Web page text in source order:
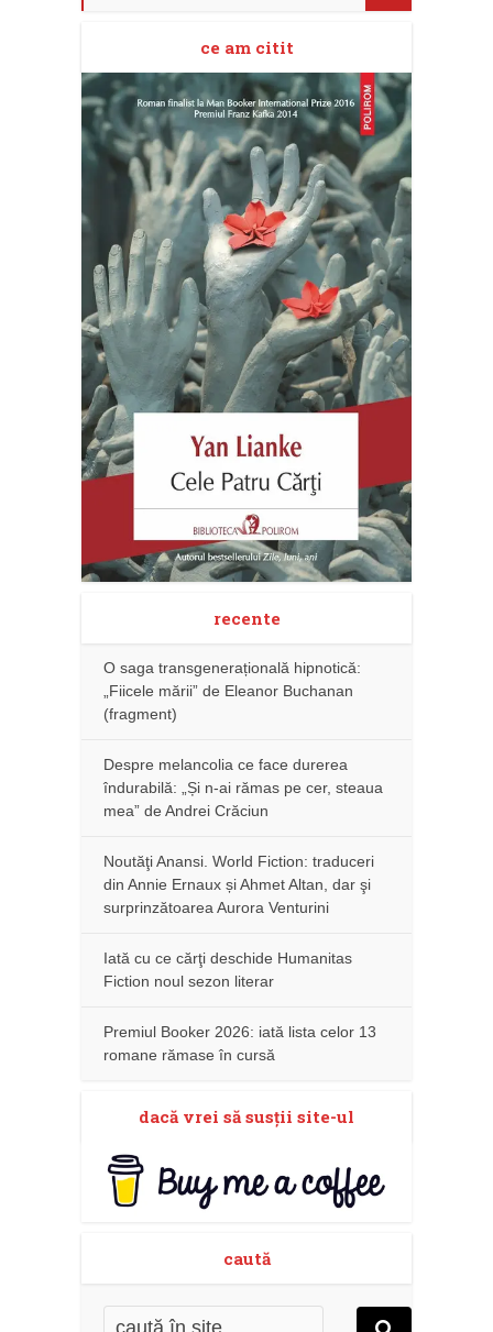
ce am citit
recente
O saga transgenerațională hipnotică:
„Fiicele mării” de Eleanor Buchanan
(fragment)
Despre melancolia ce face durerea
îndurabilă: „Și n-ai rămas pe cer, steaua
mea” de Andrei Crăciun
Noutăţi Anansi. World Fiction: traduceri
din Annie Ernaux și Ahmet Altan, dar şi
surprinzătoarea Aurora Venturini
Iată cu ce cărţi deschide Humanitas
Fiction noul sezon literar
Premiul Booker 2026: iată lista celor 13
romane rămase în cursă
dacă vrei să susţii site-ul
caută